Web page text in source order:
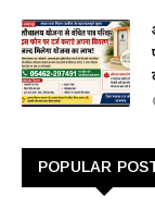
POPULAR